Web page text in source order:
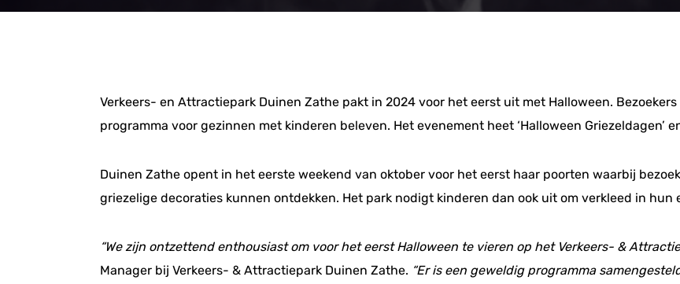
Verkeers- en Attractiepark Duinen Zathe pakt in 2024 voor het eerst uit met Halloween.
programma voor gezinnen met kinderen beleven. Het evenement heet ‘Halloween
Duinen Zathe opent in het eerste weekend van oktober voor het eerst haar poorten waarbij
griezelige decoraties kunnen ontdekken. Het park nodigt kinderen dan ook uit om verkleed in hun
“We zijn ontzettend enthousiast om voor het eerst Halloween te vieren op het Verkeers- &
Manager bij Verkeers- & Attractiepark Duinen Zathe. “Er is een geweldig programma